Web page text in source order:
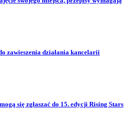
zawieszenia działania kancelarii
się zgłaszać do 15. edycji Rising Stars